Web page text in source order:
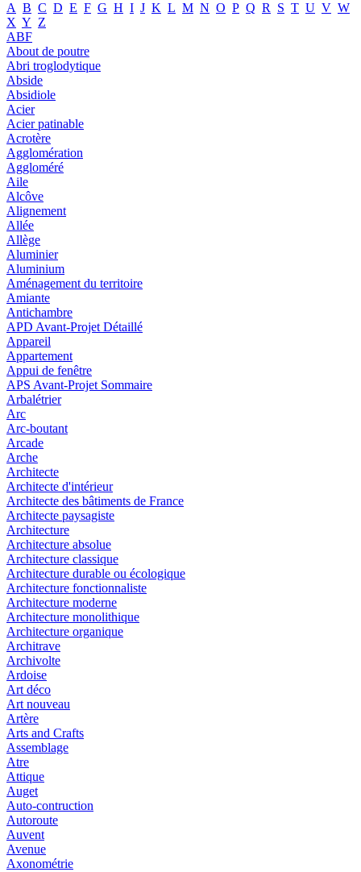
A B C D E F G H I J K L M N O P Q R S T U V W
X Y Z
ABF
About de poutre
Abri troglodytique
Abside
Absidiole
Acier
Acier patinable
Acrotère
Agglomération
Aggloméré
Aile
Alcôve
Alignement
Allée
Allège
Aluminier
Aluminium
Aménagement du territoire
Amiante
Antichambre
APD Avant-Projet Détaillé
Appareil
Appartement
Appui de fenêtre
APS Avant-Projet Sommaire
Arbalétrier
Arc
Arc-boutant
Arcade
Arche
Architecte
Architecte d'intérieur
Architecte des bâtiments de France
Architecte paysagiste
Architecture
Architecture absolue
Architecture classique
Architecture durable ou écologique
Architecture fonctionnaliste
Architecture moderne
Architecture monolithique
Architecture organique
Architrave
Archivolte
Ardoise
Art déco
Art nouveau
Artère
Arts and Crafts
Assemblage
Atre
Attique
Auget
Auto-contruction
Autoroute
Auvent
Avenue
Axonométrie